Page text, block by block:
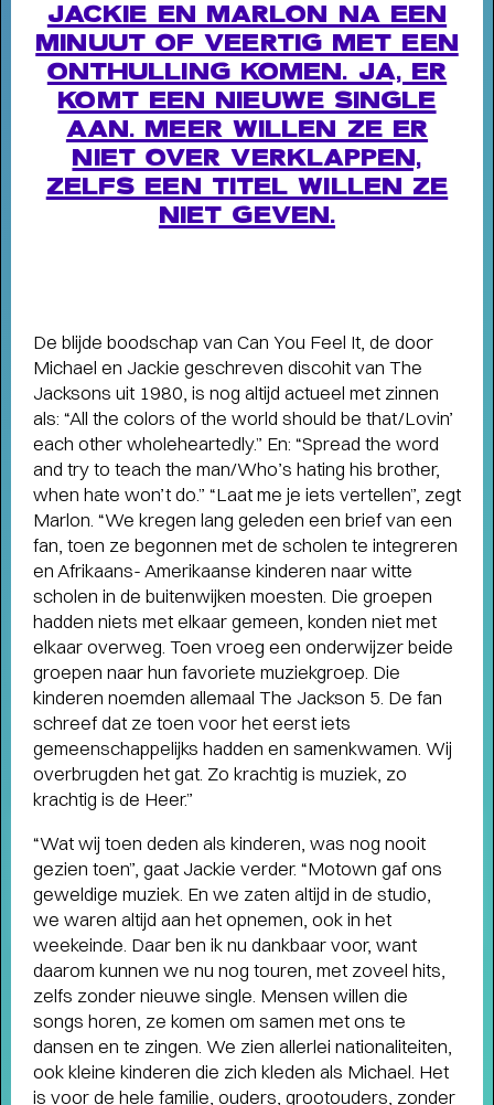
AGAINST VARIOUS ELEMENTS
Raven voor het leven
LOVE LIVE: 400+ NIEUWE
VOORSTELLINGEN EN
CONCERTEN- Start kaartverkoop vanaf 26
mei (members) en 28 mei
JACKIE EN MARLON NA EEN
MINUUT OF VEERTIG MET EEN
ONTHULLING KOMEN. JA, ER
KOMT EEN NIEUWE SINGLE
AAN. MEER WILLEN ZE ER
NIET OVER VERKLAPPEN,
ZELFS EEN TITEL WILLEN ZE
NIET GEVEN.
De blijde boodschap van Can You Feel It, de door
Michael en Jackie geschreven discohit van The
Jacksons uit 1980, is nog altijd actueel met zinnen
als: “All the colors of the world should be that/Lovin’
each other wholeheartedly.” En: “Spread the word
and try to teach the man/Who’s hating his brother,
when hate won’t do.” “Laat me je iets vertellen”, zegt
Marlon. “We kregen lang geleden een brief van een
fan, toen ze begonnen met de scholen te integreren
en Afrikaans- Amerikaanse kinderen naar witte
scholen in de buitenwijken moesten. Die groepen
hadden niets met elkaar gemeen, konden niet met
elkaar overweg. Toen vroeg een onderwijzer beide
groepen naar hun favoriete muziekgroep. Die
kinderen noemden allemaal The Jackson 5. De fan
schreef dat ze toen voor het eerst iets
gemeenschappelijks hadden en samenkwamen. Wij
overbrugden het gat. Zo krachtig is muziek, zo
krachtig is de Heer.”
“Wat wij toen deden als kinderen, was nog nooit
gezien toen”, gaat Jackie verder. “Motown gaf ons
geweldige muziek. En we zaten altijd in de studio,
we waren altijd aan het opnemen, ook in het
weekeinde. Daar ben ik nu dankbaar voor, want
daarom kunnen we nu nog touren, met zoveel hits,
zelfs zonder nieuwe single. Mensen willen die
songs horen, ze komen om samen met ons te
dansen en te zingen. We zien allerlei nationaliteiten,
ook kleine kinderen die zich kleden als Michael. Het
is voor de hele familie, ouders, grootouders, zonder